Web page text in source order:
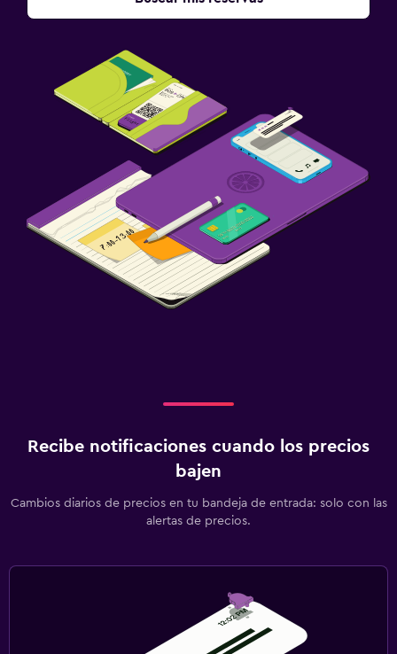
Recibe notificaciones cuando los precios
bajen
Cambios diarios de precios en tu bandeja de entrada: solo con las
alertas de precios.